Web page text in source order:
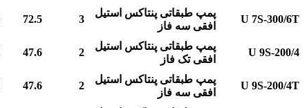
U 7S-300/6T
پمپ طبقاتی پنتاکس استیل
افقی سه فاز
3
72.5
U 9S-200/4
پمپ طبقاتی پنتاکس استیل
افقی تک فاز
2
47.6
U 9S-200/4T
پمپ طبقاتی پنتاکس استیل
افقی سه فاز
2
47.6